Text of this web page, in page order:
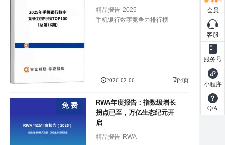
精品报告 2025
手机银行数字竞争力排行榜
2026-02-06 24页
免 费
RWA年度报告：指数级增长
拐点已至，万亿生态纪元开
启
精品报告 RWA
会员
客服
服务号
小程序
Q/A